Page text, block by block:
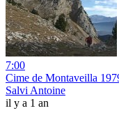
7:00
Cime de Montaveilla
Salvi Antoine
il y a 1 an